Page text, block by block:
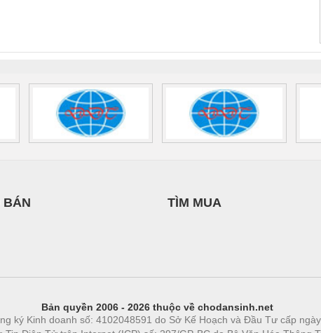
1K5 H
BÁN TÌM MUA
Bản quyền 2006 - 2026 thuộc về chodansinh.net
ký Kinh doanh số: 4102048591 do Sở Kế Hoạch và Đầu Tư cấp